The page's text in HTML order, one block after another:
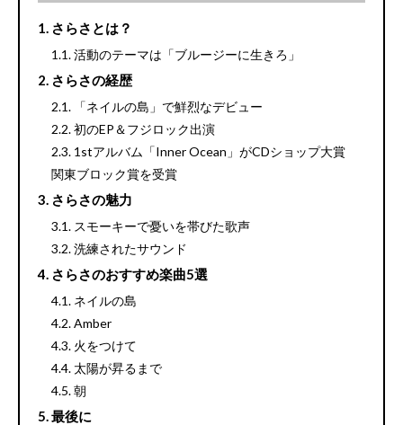
さらさとは？
活動のテーマは「ブルージーに生きろ」
さらさの経歴
「ネイルの島」で鮮烈なデビュー
初のEP＆フジロック出演
1stアルバム「Inner Ocean」がCDショップ大賞
関東ブロック賞を受賞
さらさの魅力
スモーキーで憂いを帯びた歌声
洗練されたサウンド
さらさのおすすめ楽曲5選
ネイルの島
Amber
火をつけて
太陽が昇るまで
朝
最後に